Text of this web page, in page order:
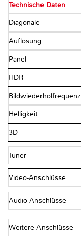
Technische Daten
Diagonale
Auflösung
Panel
HDR
Bildwiederholfrequenz
Helligkeit
3D
Tuner
Video-Anschlüsse
Audio-Anschlüsse
Weitere Anschlüsse